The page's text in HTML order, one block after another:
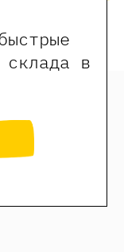
склада в